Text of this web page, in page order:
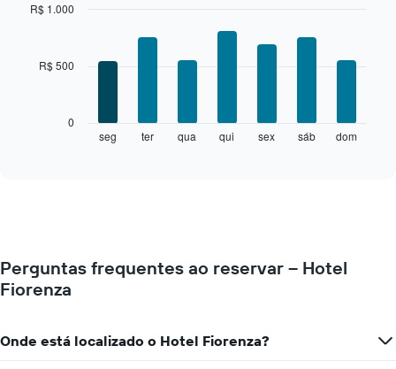
um
quarto
dia
seg ter qua qui sex sáb dom
0
R$ 500
R$ 1.000
Perguntas frequentes ao reservar – Hotel
Fiorenza
Onde está localizado o Hotel Fiorenza?